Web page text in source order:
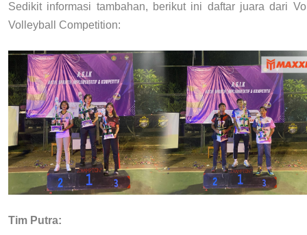
Sedikit informasi tambahan, berikut ini daftar juara dari
Volleyball Competition:
Tim Putra: